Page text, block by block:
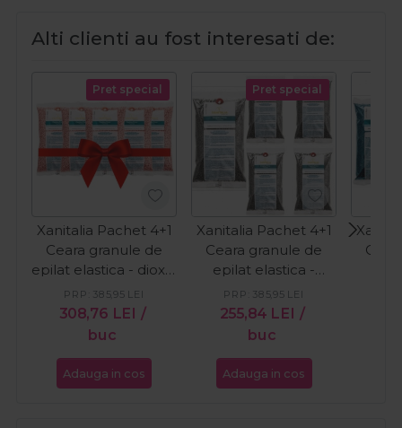
Alti clienti au fost interesati de:
Pret special
Xanitalia Pachet 4+1
Ceara granule de
epilat elastica - dioxid
de titan 1kg
308,76 LEI /
buc
PRP: 385,95 LEI
Adauga in cos
Pret special
Xanitalia Pachet 4+1
Ceara granule de
epilat elastica -
neagra 1kg
255,84 LEI /
buc
PRP: 385,95 LEI
Adauga in cos